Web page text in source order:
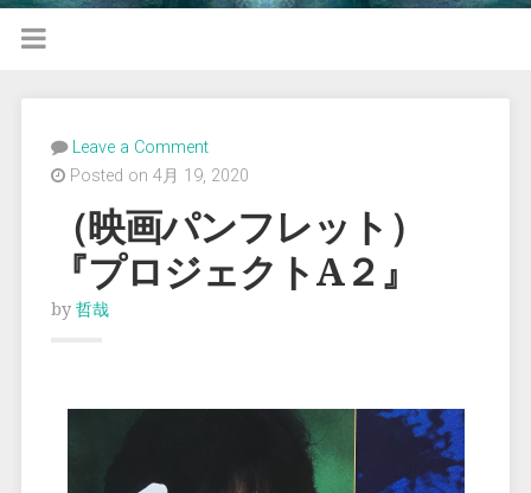
Leave a Comment
Posted on 4月 19, 2020
（映画パンフレット）
『プロジェクトA２』
by 哲哉